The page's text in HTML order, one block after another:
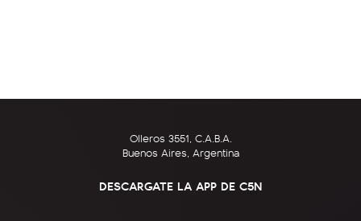
Olleros 3551, C.A.B.A.
Buenos Aires, Argentina
DESCARGATE LA APP DE C5N